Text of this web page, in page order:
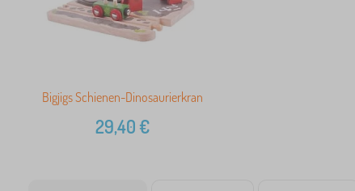
Bigjigs Schienen-Dinosaurierkran
29,40€